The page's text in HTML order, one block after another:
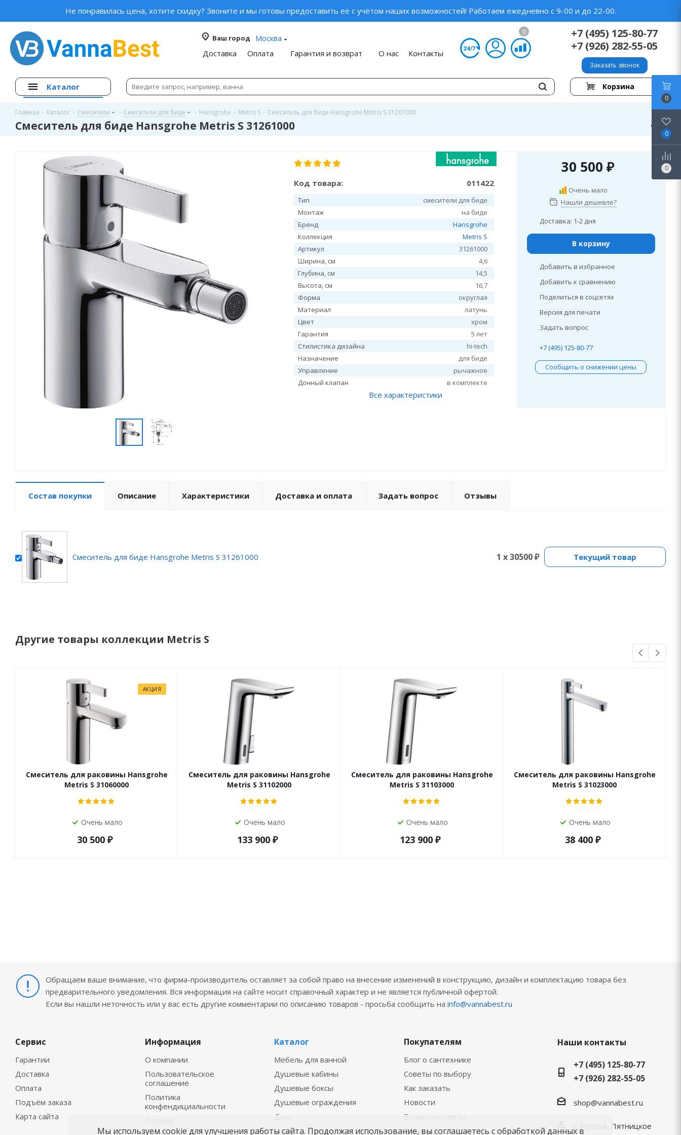
Не понравилась цена, хотите скидку? Звоните и мы готовы предоставить её с учётом наших возможностей! Работаем ежедневно с 9-00 и до 22-00.
Ваш город
Москва
Доставка
Оплата Гарантия и возврат О нас Контакты
0
+7 (495) 125-80-77
+7 (926) 282-55-05
Заказать звонок
Каталог Корзина
Главная - Каталог - Смесители - Смесители для биде - Hansgrohe - Metris S - Смеситель для биде Hansgrohe Metris S 31261000
Смеситель для биде Hansgrohe Metris S 31261000
Код товара: 011422
Тип
смесители для биде
Монтаж
на биде
Бренд
Hansgrohe
Коллекция
Metris S
Артикул
31261000
Ширина, см
4,6
Глубина, см
14,5
Высота, см
16,7
Форма
округлая
Материал
латунь
Цвет
хром
Гарантия
5 лет
Стилистика дизайна
hi-tech
Назначение
для биде
Управление
рычажное
Донный клапан
в комплекте
Все характеристики
30 500 ₽
Очень мало
Нашли дешевле?
Доставка: 1-2 дня
В корзину
Добавить в избранное
Добавить к сравнению
Поделиться в соцсетях
Версия для печати
Задать вопрос
+7 (495) 125-80-77
Сообщить о снижении цены
Состав покупки Описание Характеристики Доставка и оплата Задать вопрос Отзывы
Смеситель для биде Hansgrohe Metris S 31261000 1 x 30500 ₽ Текущий товар
Другие товары коллекции Metris S
АКЦИЯ
Смеситель для раковины Hansgrohe
Metris S 31060000
Очень мало
30 500 ₽
Смеситель для раковины Hansgrohe
Metris S 31102000
Очень мало
133 900 ₽
Смеситель для раковины Hansgrohe
Metris S 31103000
Очень мало
123 900 ₽
Смеситель для раковины Hansgrohe
Metris S 31023000
Очень мало
38 400 ₽
Обращаем ваше внимание, что фирма-производитель оставляет за собой право на внесение изменений в конструкцию, дизайн и комплектацию товара без
предварительного уведомления. Вся информация на сайте носит справочный характер и не является публичной офертой.
Если вы нашли неточность или у вас есть другие комментарии по описанию товаров - просьба сообщить на info@vannabest.ru
Сервис
Гарантии
Доставка
Оплата
Подъём заказа
Карта сайта
Информация
О компании
Пользовательское
соглашение
Политика
конфендициальности
Каталог
Мебель для ванной
Душевые кабины
Душевые боксы
Душевые ограждения
Душ
Ванны
Покупателям
Блог о сантехнике
Советы по выбору
Как заказать
Новости
Вопросы-ответы
Бренды
Наши контакты
+7 (495) 125-80-77
+7 (926) 282-55-05
shop@vannabest.ru
г. Москва, Пятницкое
0
0
0
Мы используем cookie для улучшения работы сайта. Продолжая использование, вы соглашаетесь с обработкой данных в